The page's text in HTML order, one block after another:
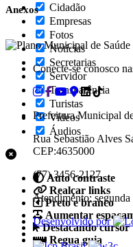
Cidadão
Empresas
Fotos
Notícias
Secretarias
Servidor
Transparência
Turistas
Videos
Áudios
Auto contraste
Realçar links
Preto e branco
Aumentar
Destacando cursor
Regua guia
Anexos
Conecte-se conosco
Prefeitura Municipal
Rua Sebastião Alves
CEP:4635000
(77) 3456-2127
Atendimento: segunda
Desenvolvido por